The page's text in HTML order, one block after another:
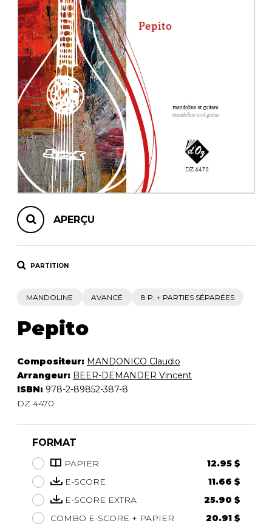
AUTRES PRODUITS
APERÇU
PARTITION
MANDOLINE AVANCÉ 8 P. + PARTIES SÉPARÉES
Pepito
Compositeur: MANDONICO Claudio
Arrangeur: BEER-DEMANDER Vincent
ISBN: 978-2-89852-387-8
DZ 4470
FORMAT
PAPIER
12.95 $
E-SCORE
11.66 $
E-SCORE EXTRA
25.90 $
COMBO E-SCORE + PAPIER
20.91 $